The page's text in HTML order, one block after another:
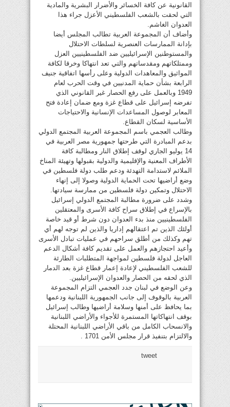
القانونية عن كافة الخسائر والأضرار البشرية والمادية
التي لحقت بالشعب الفلسطيني الأعزل جراء هذا
العدوان الغاشم.
وأضاف أن المجموعة العربية تطالب المجلس أيضا
بإدانة الممارسات العنصرية لسلطات الاحتلال
والمستوطنين الإسرائيليين ضد الفلسطينيين العزل
وممتلكاتهم ومقدساتهم والتي تعد انتهاكا وخرقا لكافة
المواثيق والمعاهدات الدولية وعلى رأسها اتفاقية جنيف
الرابعة بشأن حماية المدنيين في وقت الحرب لعام
1949 وبالعمل على رفع الحصار غير القانوني الذي
تفرضه إسرائيل على قطاع غزة ومع ضمان إعادة فتح
المعابر لوصول المساعدات الإنسانية والاحتياجات
الأساسية لسكان القطاع.
وطالب العجمي باسم المجموعة العربية المجتمع الدولي
بدعم المبادرة التي طرحتها جمهورية مصر العربية في
14 يوليو الجاري لوقف إطلاق النار ومطالبة كافة
الأطراف المعنية والإقليمية والدولية بقبولها وتهيئة المناخ
الملائم لاستدامة التهدئة ودعم طلب دولة فلسطين في
وضع أراضيها تحت الحماية الدولية وصولا إلى إنهاء
الاحتلال وتمكين دولة فلسطين من ممارسة سيادتها.
وشدد على ضرورة مطالبة المجتمع الدولي إسرائيل
بالإسراع في إطلاق سراح كافة الأسرى والمعتقلين
الفلسطينيين منذ بدء العدوان دون شرط أو قيد خاصة
أولئك الذين تم اعتقالهم إداريا والذين لم توجه لهم أي
تهم وكذلك من أطلق سراحهم في عمليات تبادل الأسرى
وأعيد احتجازهم والعمل على تقديم كافة أشكال الدعم
العاجل لدولة فلسطين لمواجهة المتطلبات الطارئة
للشعب الفلسطيني لإعادة إعمار قطاع غزة بعد الدمار
الذي لحقه من الحصار والعدوان الإسرائيليين.
وعن الوضع في لبنان جدد العجمي التزام المجموعة
العربية بالوقوف إلى جانب الجمهورية اللبنانية ودعمها
بما يحافظ على أمنها وسلامة أراضيها وطالب إسرائيل
بوقف انتهاكاتها المستمرة للأجواء والأراضي اللبنانية
والانسحاب الكامل من باقي الأراضي اللبنانية المحتلة
والالتزام بتنفيذ قرار مجلس الأمن 1701 .
tweet